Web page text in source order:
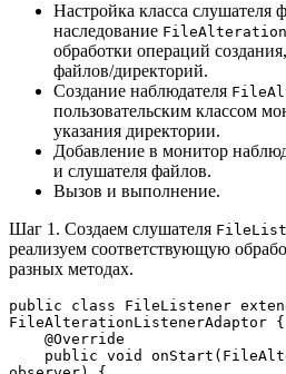
Настройка класса слушателя
наследование
обработки операций
файлов/директорий.
Создание наблюдателя
пользовательским классом
указания директории.
Добавление в монитор
и слушателя файлов.
Вызов и выполнение.
Шаг 1. Создаем слушателя
реализуем соответствующую
разных методах.
public class FileListener
FileAlterationListenerAdaptor {
    @Override